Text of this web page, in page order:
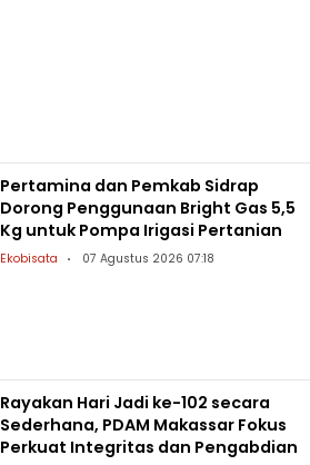
Pertamina dan Pemkab Sidrap
Dorong Penggunaan Bright Gas 5,5
Kg untuk Pompa Irigasi Pertanian
Ekobisata 07 Agustus 2026 07:18
Rayakan Hari Jadi ke-102 secara
Sederhana, PDAM Makassar Fokus
Perkuat Integritas dan Pengabdian